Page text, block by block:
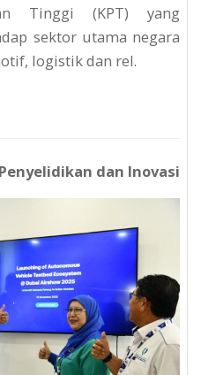
Tinggi (KPT) yang
sektor utama negara
logistik dan rel.
Penyelidikan dan Inovasi